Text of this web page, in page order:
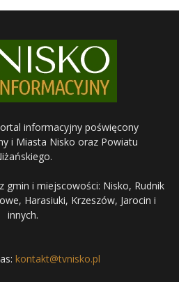
informacyjny poświęcony
i Miasta Nisko oraz Powiatu
gmin i miejscowości: Nisko, Rudnik
Harasiuki, Krzeszów, Jarocin i
innych.
kontakt@tvnisko.pl